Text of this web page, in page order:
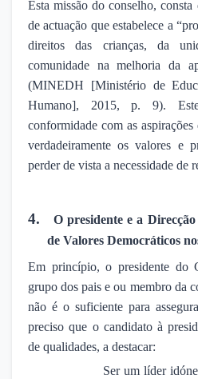
Esta missão do conselho,
de actuação que estabelece a
direitos das crianças, da
comunidade na melhoria da
(MINEDH [Ministério de
Humano], 2015, p. 9).
conformidade com as
verdadeiramente os valores e
perder de vista a necessidade de
4.
O presidente e a
de Valores Democráticos
Em princípio, o presidente do
grupo dos pais e ou membro da
não é o suficiente para
preciso que o candidato à
de qualidades, a destacar:
Ser um líder